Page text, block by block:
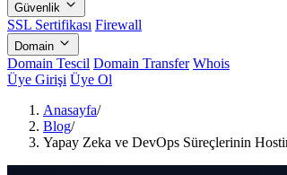
Güvenlik
SSL Sertifikası Firewall
Domain
Domain Tescil Domain Transfer Whois
Üye Girişi Üye Ol
Anasayfa/
Blog/
Yapay Zeka ve DevOps Süreçlerinin